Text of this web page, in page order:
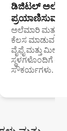
ಡಿಜಿಟಲ್
ಪ್ರಯಾಣಿಸುವ
ಅಲೆಮಾರಿ ಮತ್ತು
ಕೆಲಸ ಮಾಡುವ
ವೈಫೈ ಮತ್ತು
ಸ್ಥಳಗಳೊಂದಿಗೆ
ಸೌಕರ್ಯಗಳು.